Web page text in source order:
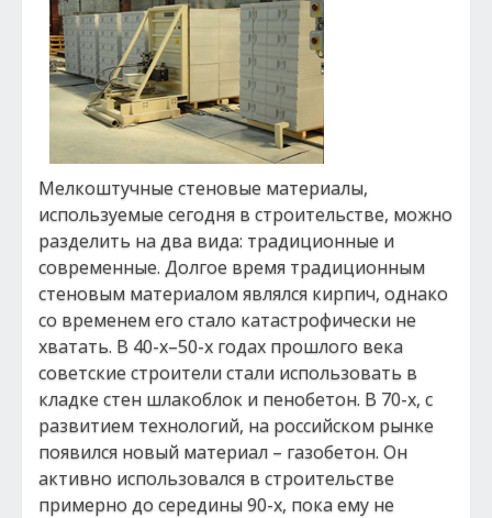
Мелкоштучные стеновые материалы,
используемые сегодня в строительстве, можно
разделить на два вида: традиционные и
современные. Долгое время традиционным
стеновым материалом являлся кирпич, однако
со временем его стало катастрофически не
хватать. В 40-х–50-х годах прошлого века
советские строители стали использовать в
кладке стен шлакоблок и пенобетон. В 70-х, с
развитием технологий, на российском рынке
появился новый материал – газобетон. Он
активно использовался в строительстве
примерно до середины 90-х, пока ему не